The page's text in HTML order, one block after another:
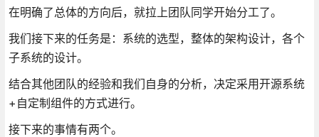
在明确了总体的方向后，就拉上团队同学开始分工了。
我们接下来的任务是：系统的选型，整体的架构设计，各个
子系统的设计。
结合其他团队的经验和我们自身的分析，决定采用开源系统
+自定制组件的方式进行。
接下来的事情有两个。